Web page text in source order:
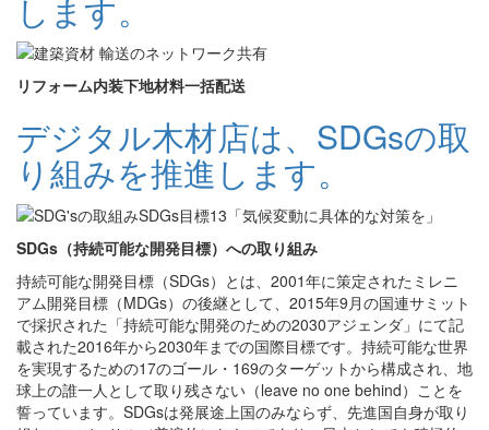
します。
リフォーム内装下地材料一括配送
デジタル木材店は、SDGsの取
り組みを推進します。
SDGs（持続可能な開発目標）への取り組み
持続可能な開発目標（SDGs）とは、2001年に策定されたミレニ
アム開発目標（MDGs）の後継として、2015年9月の国連サミット
で採択された「持続可能な開発のための2030アジェンダ」にて記
載された2016年から2030年までの国際目標です。持続可能な世界
を実現するための17のゴール・169のターゲットから構成され、地
球上の誰一人として取り残さない（leave no one behind）ことを
誓っています。SDGsは発展途上国のみならず、先進国自身が取り